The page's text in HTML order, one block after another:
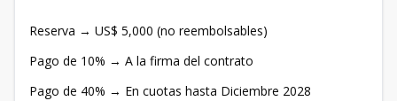
Reserva → US$ 5,000 (no reembolsables)
Pago de 10% → A la firma del contrato
Pago de 40% → En cuotas hasta Diciembre 2028